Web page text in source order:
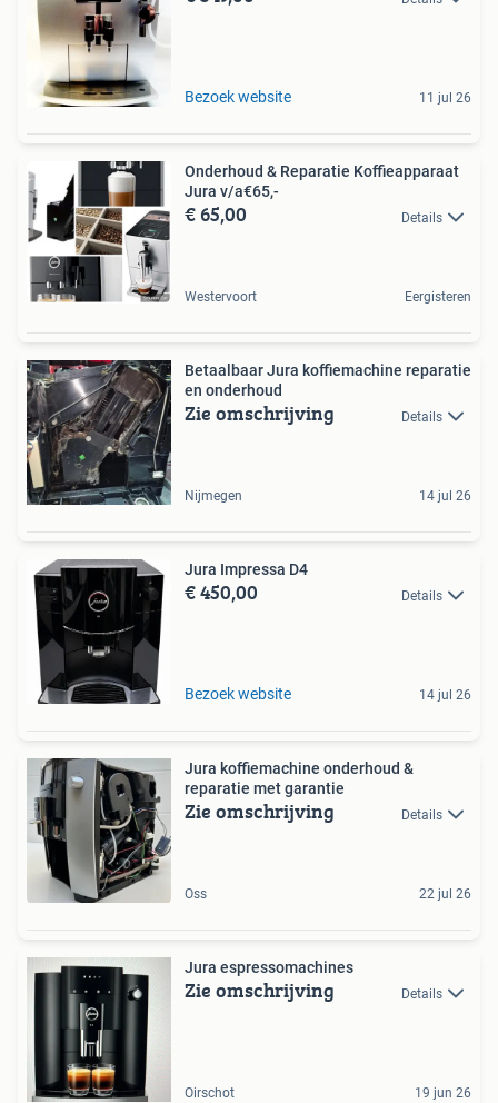
Bezoek website 11 jul 26
Onderhoud & Reparatie Koffieapparaat
Jura v/a€65,-
€ 65,00 Details
Westervoort Eergisteren
Betaalbaar Jura koffiemachine reparatie
en onderhoud
Zie omschrijving Details
Nijmegen 14 jul 26
Jura Impressa D4
€ 450,00 Details
Bezoek website 14 jul 26
Jura koffiemachine onderhoud &
reparatie met garantie
Zie omschrijving Details
Oss 22 jul 26
Jura espressomachines
Zie omschrijving Details
Oirschot 19 jun 26